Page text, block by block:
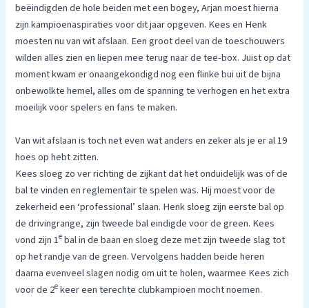
beëindigden de hole beiden met een bogey, Arjan moest hierna
zijn kampioenaspiraties voor dit jaar opgeven. Kees en Henk
moesten nu van wit afslaan. Een groot deel van de toeschouwers
wilden alles zien en liepen mee terug naar de tee-box. Juist op dat
moment kwam er onaangekondigd nog een flinke bui uit de bijna
onbewolkte hemel, alles om de spanning te verhogen en het extra
moeilijk voor spelers en fans te maken.
Van wit afslaan is toch net even wat anders en zeker als je er al 19
hoes op hebt zitten.
Kees sloeg zo ver richting de zijkant dat het onduidelijk was of de
bal te vinden en reglementair te spelen was. Hij moest voor de
zekerheid een ‘professional’ slaan. Henk sloeg zijn eerste bal op
de drivingrange, zijn tweede bal eindigde voor de green. Kees
vond zijn 1e bal in de baan en sloeg deze met zijn tweede slag tot
op het randje van de green. Vervolgens hadden beide heren
daarna evenveel slagen nodig om uit te holen, waarmee Kees zich
voor de 2e keer een terechte clubkampioen mocht noemen.